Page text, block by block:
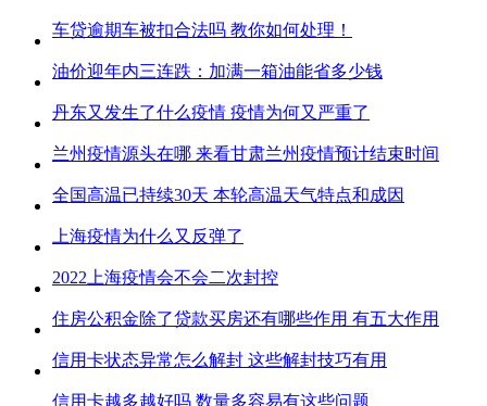
车贷逾期车被扣合法吗 教你如何处理！
油价迎年内三连跌：加满一箱油能省多少钱
丹东又发生了什么疫情 疫情为何又严重了
兰州疫情源头在哪 来看甘肃兰州疫情预计结束时间
全国高温已持续30天 本轮高温天气特点和成因
上海疫情为什么又反弹了
2022上海疫情会不会二次封控
住房公积金除了贷款买房还有哪些作用 有五大作用
信用卡状态异常怎么解封 这些解封技巧有用
信用卡越多越好吗 数量多容易有这些问题